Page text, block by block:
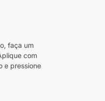
faça um
com
e pressione